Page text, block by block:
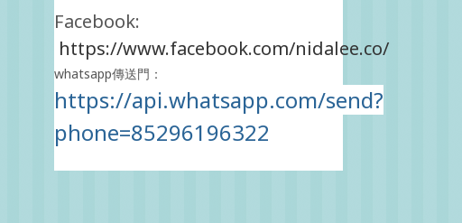
Facebook:
https://www.facebook.com/nidalee.co/
whatsapp傳送門：
https://api.whatsapp.com/send?
phone=85296196322